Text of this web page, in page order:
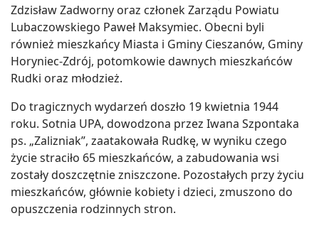
Zdzisław Zadworny oraz członek Zarządu Powiatu
Lubaczowskiego Paweł Maksymiec. Obecni byli
również mieszkańcy Miasta i Gminy Cieszanów, Gminy
Horyniec-Zdrój, potomkowie dawnych mieszkańców
Rudki oraz młodzież.
Do tragicznych wydarzeń doszło 19 kwietnia 1944
roku. Sotnia UPA, dowodzona przez Iwana Szpontaka
ps. „Zalizniak”, zaatakowała Rudkę, w wyniku czego
życie straciło 65 mieszkańców, a zabudowania wsi
zostały doszczętnie zniszczone. Pozostałych przy życiu
mieszkańców, głównie kobiety i dzieci, zmuszono do
opuszczenia rodzinnych stron.